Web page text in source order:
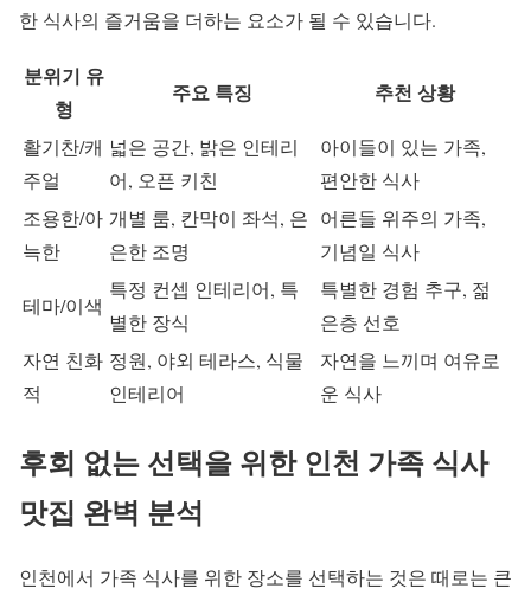
한 식사의 즐거움을 더하는 요소가 될 수 있습니다.
분위기 유
형
주요 특징 추천 상황
활기찬/캐
주얼
넓은 공간, 밝은 인테리
어, 오픈 키친
아이들이 있는 가족,
편안한 식사
조용한/아
늑한
개별 룸, 칸막이 좌석, 은
은한 조명
어른들 위주의 가족,
기념일 식사
테마/이색
특정 컨셉 인테리어, 특
별한 장식
특별한 경험 추구, 젊
은층 선호
자연 친화
적
정원, 야외 테라스, 식물
인테리어
자연을 느끼며 여유로
운 식사
후회 없는 선택을 위한 인천 가족 식사
맛집 완벽 분석
인천에서 가족 식사를 위한 장소를 선택하는 것은 때로는 큰